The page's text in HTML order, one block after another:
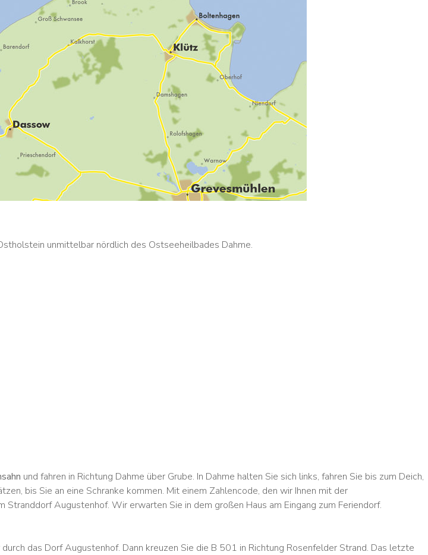
unmittelbar nördlich des Ostseeheilbades Dahme.
und fahren in Richtung Dahme über Grube. In Dahme halten Sie sich links, fahren Sie bis zum Deich,
bis Sie an eine Schranke kommen. Mit einem Zahlencode, den wir Ihnen mit der
Augustenhof. Wir erwarten Sie in dem großen Haus am Eingang zum Feriendorf.
das Dorf Augustenhof. Dann kreuzen Sie die B 501 in Richtung Rosenfelder Strand. Das letzte